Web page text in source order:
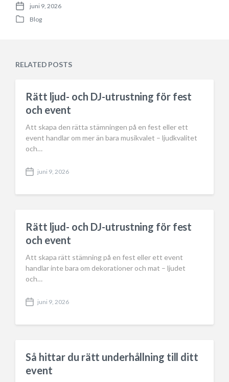
P
t
juni 9, 2026
P
d
Blog
RELATED POSTS
Rätt ljud- och DJ-utrustning för fest
och event
Att skapa den rätta stämningen på en fest eller ett
event handlar om mer än bara musikvalet – ljudkvalitet
och…
P
s
a
t
e
juni 9, 2026
Rätt ljud- och DJ-utrustning för fest
och event
Att skapa rätt stämning på en fest eller ett event
handlar inte bara om dekorationer och mat – ljudet
och…
P
s
a
t
e
juni 9, 2026
Så hittar du rätt underhållning till ditt
event